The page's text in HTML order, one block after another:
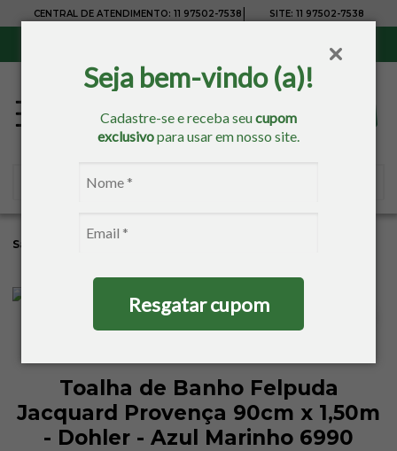
Seja bem-vindo (a)!
Cadastre-se e receba seucupom
exclusivopara usar em nosso site.
Resgatar cupom
CENTRAL DE ATENDIMENTO: 11 97502-7538 SITE: 11 97502-7538
Sacaria
Toalha de Banho Felpuda
Jacquard Provença 90cm x 1,50m
- Dohler - Azul Marinho 6990